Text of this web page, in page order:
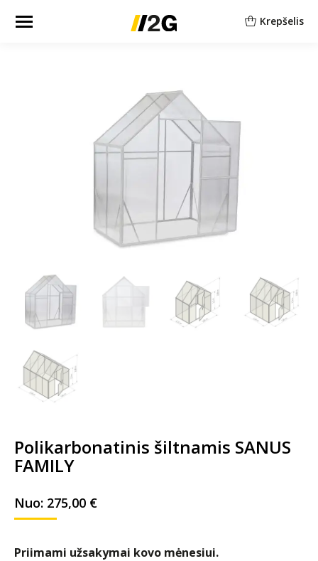
Krepšelis
Polikarbonatinis šiltnamis SANUS
FAMILY
Nuo: 275,00 €
Priimami užsakymai kovo mėnesiui.